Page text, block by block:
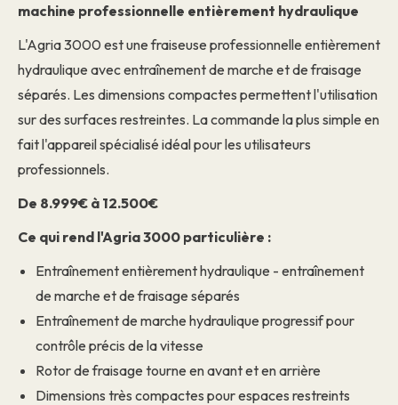
machine professionnelle entièrement hydraulique
L'Agria 3000 est une fraiseuse professionnelle entièrement
hydraulique avec entraînement de marche et de fraisage
séparés. Les dimensions compactes permettent l'utilisation
sur des surfaces restreintes. La commande la plus simple en
fait l'appareil spécialisé idéal pour les utilisateurs
professionnels.
De 8.999€ à 12.500€
Ce qui rend l'Agria 3000 particulière :
Entraînement entièrement hydraulique - entraînement
de marche et de fraisage séparés
Entraînement de marche hydraulique progressif pour
contrôle précis de la vitesse
Rotor de fraisage tourne en avant et en arrière
Dimensions très compactes pour espaces restreints